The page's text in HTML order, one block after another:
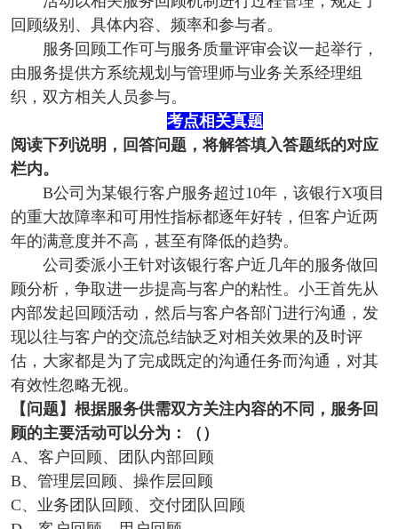
回顾级别、具体内容、频率和参与者。
服务回顾工作可与服务质量评审会议一起举行，
由服务提供方系统规划与管理师与业务关系经理组
织，双方相关人员参与。
考点相关真题
阅读下列说明，回答问题，将解答填入答题纸的对应
栏内。
B公司为某银行客户服务超过10年，该银行X项目
的重大故障率和可用性指标都逐年好转，但客户近两
年的满意度并不高，甚至有降低的趋势。
公司委派小王针对该银行客户近几年的服务做回
顾分析，争取进一步提高与客户的粘性。小王首先从
内部发起回顾活动，然后与客户各部门进行沟通，发
现以往与客户的交流总结缺乏对相关效果的及时评
估，大家都是为了完成既定的沟通任务而沟通，对其
有效性忽略无视。
【问题】 根据服务供需双方关注内容的不同，服务回
顾的主要活动可以分为：（）
A、客户回顾、团队内部回顾
B、管理层回顾、操作层回顾
C、业务团队回顾、交付团队回顾